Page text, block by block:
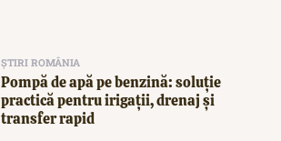
ȘTIRI ROMÂNIA
Pompă de apă pe benzină: soluție
practică pentru irigații, drenaj și
transfer rapid